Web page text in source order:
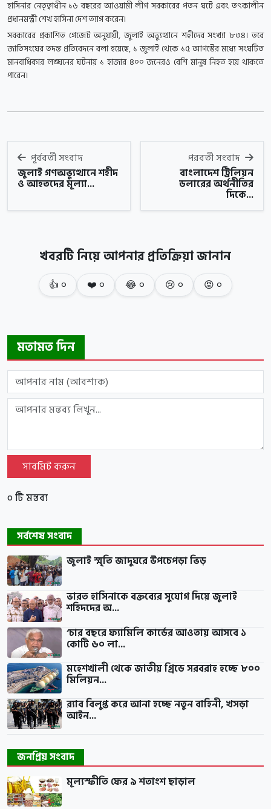
হাসিনার নেতৃত্বাধীন ১৬ বছরের আওয়ামী লীগ সরকারের পতন ঘটে এবং তৎকালীন
প্রধানমন্ত্রী শেখ হাসিনা দেশ ত্যাগ করেন।
সরকারের প্রকাশিত গেজেট অনুযায়ী, জুলাই অভ্যুত্থানে শহীদের সংখ্যা ৮৩৪। তবে
জাতিসংঘের তদন্ত প্রতিবেদনে বলা হয়েছে, ১ জুলাই থেকে ১৫ আগস্টের মধ্যে সংঘটিত
মানবাধিকার লঙ্ঘনের ঘটনায় ১ হাজার ৪০০ জনেরও বেশি মানুষ নিহত হয়ে থাকতে
পারেন।
পূর্ববর্তী সংবাদ
জুলাই গণঅভ্যুত্থানে শহীদ
ও আহতদের মূল্যা...
পরবর্তী সংবাদ
বাংলাদেশ ট্রিলিয়ন
ডলারের অর্থনীতির
দিকে...
খবরটি নিয়ে আপনার প্রতিক্রিয়া জানান
👍০ ❤️০ 😂০ 😢০ 😡০
মতামত দিন
সাবমিট করুন
০ টি মন্তব্য
সর্বশেষ সংবাদ
জুলাই স্মৃতি জাদুঘরে উপচেপড়া ভিড়
ভারত হাসিনাকে বক্তব্যের সুযোগ দিয়ে জুলাই
শহিদদের অ...
‘চার বছরে ফ্যামিলি কার্ডের আওতায় আসবে ১
কোটি ৬০ লা...
মহেশখালী থেকে জাতীয় গ্রিডে সরবরাহ হচ্ছে ৮০০
মিলিয়ন...
র‍্যাব বিলুপ্ত করে আনা হচ্ছে নতুন বাহিনী, খসড়া
আইন...
জনপ্রিয় সংবাদ
মূল্যস্ফীতি ফের ৯ শতাংশ ছাড়াল